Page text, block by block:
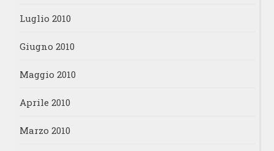
Luglio 2010
Giugno 2010
Maggio 2010
Aprile 2010
Marzo 2010